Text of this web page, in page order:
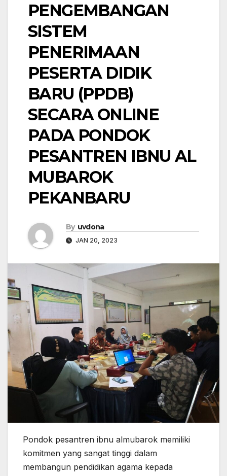
PENGEMBANGAN
SISTEM
PENERIMAAN
PESERTA DIDIK
BARU (PPDB)
SECARA ONLINE
PADA PONDOK
PESANTREN IBNU AL
MUBAROK
PEKANBARU
By uvdona
JAN 20, 2023
Pondok pesantren ibnu almubarok memiliki
komitmen yang sangat tinggi dalam
membangun pendidikan agama kepada